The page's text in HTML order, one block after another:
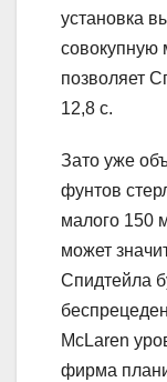
установка
совокупную
позволяет
12,8 с.
Зато уже
фунтов
малого 150
может
Спидтейла
McLaren
фирма